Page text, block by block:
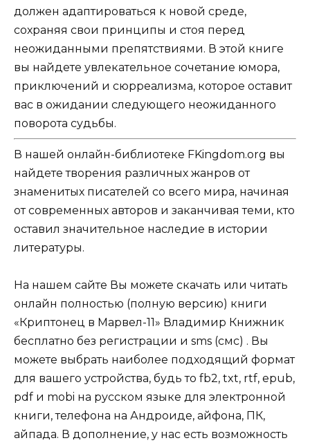
должен адаптироваться к новой среде,
сохраняя свои принципы и стоя перед
неожиданными препятствиями. В этой книге
вы найдете увлекательное сочетание юмора,
приключений и сюрреализма, которое оставит
вас в ожидании следующего неожиданного
поворота судьбы.
В нашей онлайн-библиотеке FKingdom.org вы
найдете творения различных жанров от
знаменитых писателей со всего мира, начиная
от современных авторов и заканчивая теми, кто
оставил значительное наследие в истории
литературы.
На нашем сайте Вы можете скачать или читать
онлайн полностью (полную версию) книги
«Криптонец в Марвел-11» Владимир Книжник
бесплатно без регистрации и sms (смс) . Вы
можете выбрать наиболее подходящий формат
для вашего устройства, будь то fb2, txt, rtf, epub,
pdf и mobi на русском языке для электронной
книги, телефона на Андроиде, айфона, ПК,
айпада. В дополнение, у нас есть возможность